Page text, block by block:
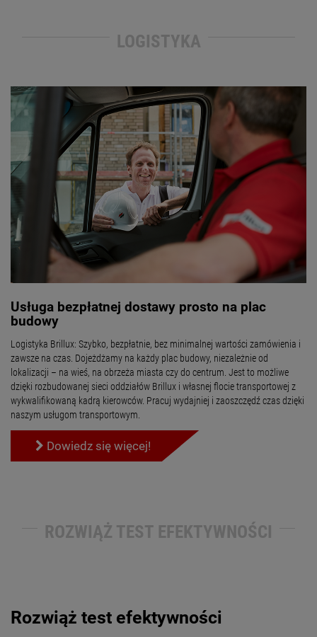
LOGISTYKA
Usługa bezpłatnej dostawy prosto na plac
budowy
Logistyka Brillux: Szybko, bezpłatnie, bez minimalnej wartości zamówienia i
zawsze na czas. Dojeżdżamy na każdy plac budowy, niezależnie od
lokalizacji – na wieś, na obrzeża miasta czy do centrum. Jest to możliwe
dzięki rozbudowanej sieci oddziałów Brillux i własnej flocie transportowej z
wykwalifikowaną kadrą kierowców. Pracuj wydajniej i zaoszczędź czas dzięki
naszym usługom transportowym.
Dowiedz się więcej!
ROZWIĄŻ TEST EFEKTYWNOŚCI
Rozwiąż test efektywności